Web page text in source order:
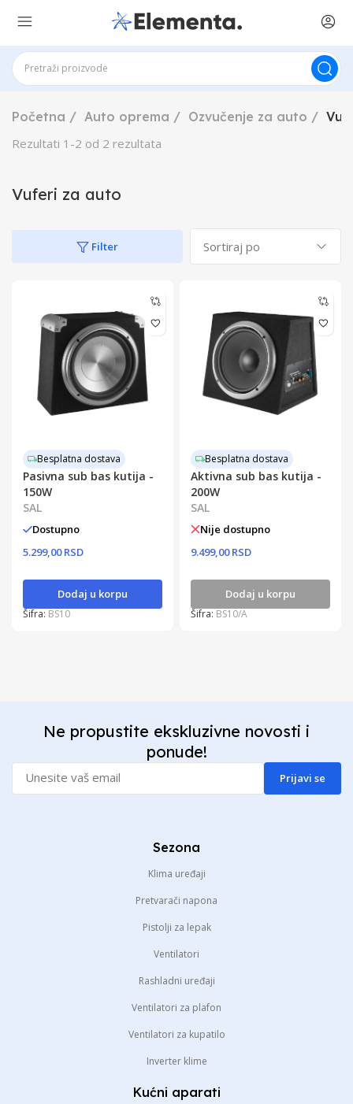
Početna Auto oprema Ozvučenje za auto
Rezultati 1 -2 od 2 rezultata
Vuferi za auto
Filter
Besplatna dostava
Pasivna sub bas kutija -
150W
SAL
Dostupno
5.299,00 RSD
Dodaj u korpu
Šifra: BS10
Besplatna dostava
Aktivna sub bas kutija -
200W
SAL
Nije dostupno
9.499,00 RSD
Dodaj u korpu
Šifra: BS10/A
Ne propustite ekskluzivne novosti i
ponude!
Prijavi se
Sezona
Klima uređaji
Pretvarači napona
Pistolji za lepak
Ventilatori
Rashladni uređaji
Ventilatori za plafon
Ventilatori za kupatilo
Inverter klime
Kućni aparati